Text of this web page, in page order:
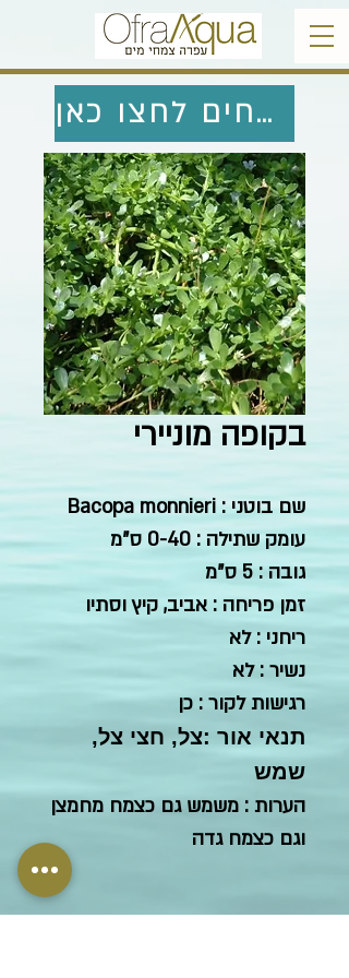
לחזרה לצמחים לחצו כאן
בקופה מוניירי
שם בוטני : Bacopa monnieri
עומק שתילה : 0-40 ס"מ
גובה : 5 ס"מ
זמן פריחה : אביב, קיץ וסתיו
ריחני : לא
נשיר : לא
רגישות לקור : כן
תנאי אור :צל, חצי צל,
שמש
הערות : משמש גם כצמח מחמצן
וגם כצמח גדה